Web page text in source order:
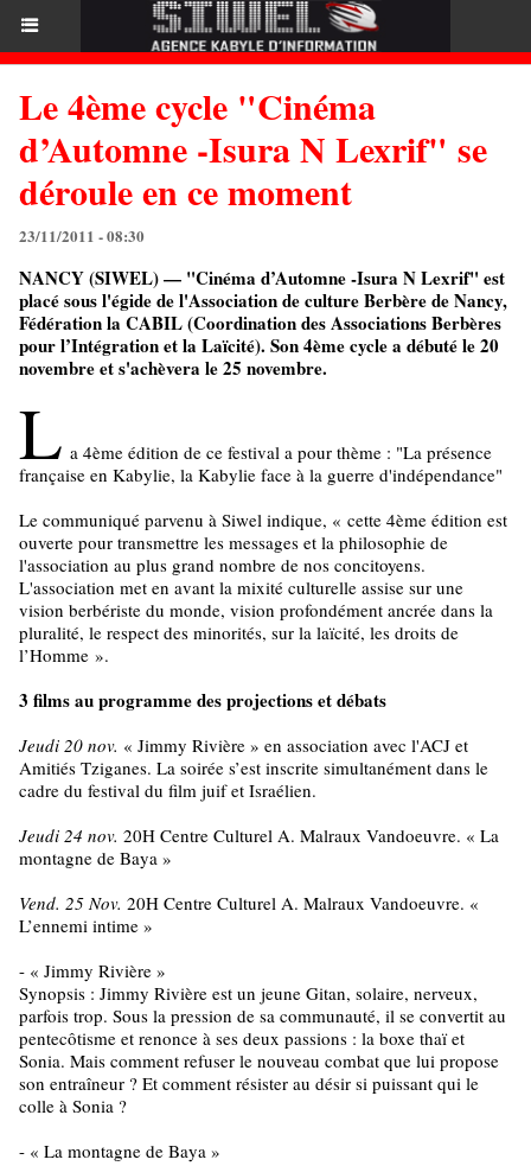
Le 4ème cycle "Cinéma
d’Automne -Isura N Lexrif" se
déroule en ce moment
23/11/2011 - 08:30
NANCY (SIWEL) — "Cinéma d’Automne -Isura N Lexrif" est
placé sous l'égide de l'Association de culture Berbère de Nancy,
Fédération la CABIL (Coordination des Associations Berbères
pour l’Intégration et la Laïcité). Son 4ème cycle a débuté le 20
novembre et s'achèvera le 25 novembre.
L a 4ème édition de ce festival a pour thème : "La présence
française en Kabylie, la Kabylie face à la guerre d'indépendance"
Le communiqué parvenu à Siwel indique, « cette 4ème édition est
ouverte pour transmettre les messages et la philosophie de
l'association au plus grand nombre de nos concitoyens.
L'association met en avant la mixité culturelle assise sur une
vision berbériste du monde, vision profondément ancrée dans la
pluralité, le respect des minorités, sur la laïcité, les droits de
l’Homme ».
3 films au programme des projections et débats
Jeudi 20 nov. « Jimmy Rivière » en association avec l'ACJ et
Amitiés Tziganes. La soirée s’est inscrite simultanément dans le
cadre du festival du film juif et Israélien.
Jeudi 24 nov. 20H Centre Culturel A. Malraux Vandoeuvre. « La
montagne de Baya »
Vend. 25 Nov. 20H Centre Culturel A. Malraux Vandoeuvre. «
L’ennemi intime »
- « Jimmy Rivière »
Synopsis : Jimmy Rivière est un jeune Gitan, solaire, nerveux,
parfois trop. Sous la pression de sa communauté, il se convertit au
pentecôtisme et renonce à ses deux passions : la boxe thaï et
Sonia. Mais comment refuser le nouveau combat que lui propose
son entraîneur ? Et comment résister au désir si puissant qui le
colle à Sonia ?
- « La montagne de Baya »